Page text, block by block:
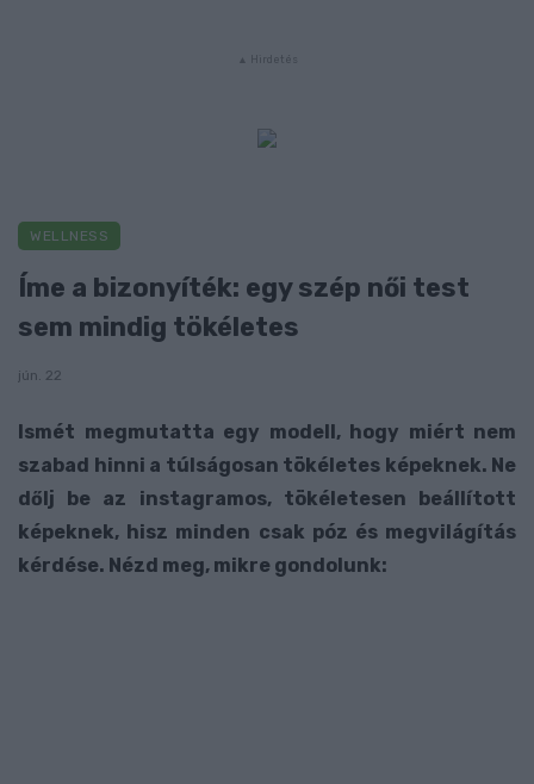
WELLNESS
Íme a bizonyíték: egy szép női test
sem mindig tökéletes
jún. 22
Ismét megmutatta egy modell, hogy miért nem
szabad hinni a túlságosan tökéletes képeknek. Ne
dőlj be az instagramos, tökéletesen beállított
képeknek, hisz minden csak póz és megvilágítás
kérdése. Nézd meg, mikre gondolunk: